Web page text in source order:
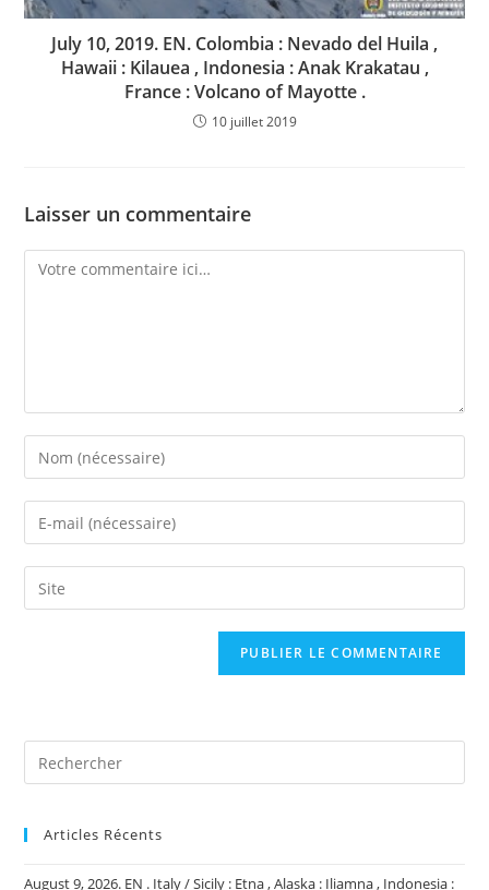
July 10, 2019. EN. Colombia : Nevado del Huila ,
Hawaii : Kilauea , Indonesia : Anak Krakatau ,
France : Volcano of Mayotte .
10 juillet 2019
Laisser un commentaire
Comment
Enter
your
name
comment
Enter
your
email
address
Saisir
l’URL
Articles Récents
August 9, 2026. EN . Italy / Sicily : Etna , Alaska : Iliamna , Indonesia :